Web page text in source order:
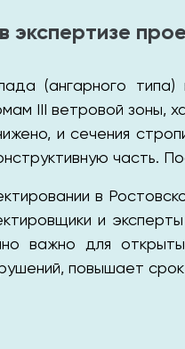
экспертизе
(ангарного
III ветровой зоны,
и сечения
часть.
в
и
важно для
повышает